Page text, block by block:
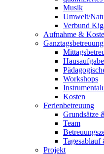
Musik
Umwelt/
Verbund
Aufnahme &
Ganztagsbetreuung
Workshops
Kosten
Ferienbetreuung
Grundsätze
Team
Tagesablauf
Projekt